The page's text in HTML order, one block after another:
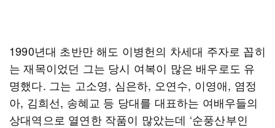
1990년대 초반만 해도 이병헌의 차세대 주자로 꼽히
는 재목이었던 그는 당시 여복이 많은 배우로도 유
명했다. 그는 고소영, 심은하, 오연수, 이영애, 염정
아, 김희선, 송혜교 등 당대를 대표하는 여배우들의
상대역으로 열연한 작품이 많았는데 ‘순풍산부인